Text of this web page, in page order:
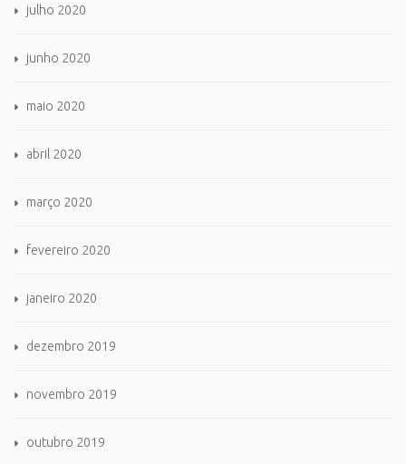
julho 2020
junho 2020
maio 2020
abril 2020
março 2020
fevereiro 2020
janeiro 2020
dezembro 2019
novembro 2019
outubro 2019